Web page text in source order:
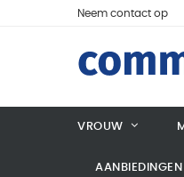
Neem contact op
VROUW
AANBIEDINGEN